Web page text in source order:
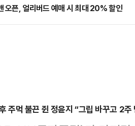
오픈, 얼리버드 예매 시 최대 20% 할인
주먹 불끈 쥔 정윤지 “그립 바꾸고 2주